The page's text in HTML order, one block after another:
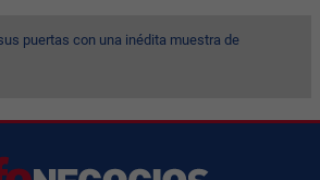
puertas con una inédita muestra de